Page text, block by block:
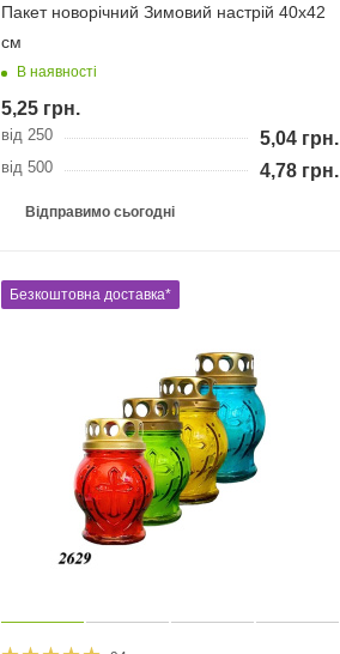
Пакет новорічний Зимовий настрій 40х42
см
В наявності
5,25 грн.
від 250 5,04грн.
від 500 4,78грн.
Відправимо сьогодні
Безкоштовна доставка*